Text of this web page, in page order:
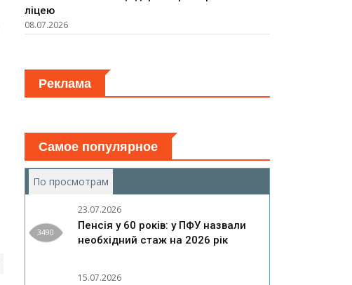
ліцею
08.07.2026
Реклама
Самое популярное
По просмотрам
3490
23.07.2026
Пенсія у 60 років: у ПФУ назвали
необхідний стаж на 2026 рік
15.07.2026